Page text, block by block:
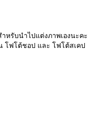
รับนำไปแต่งภาพเองนะคะ
โฟโต้ชอป และ โฟโต้สเคป